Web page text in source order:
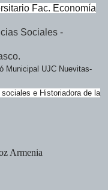
Fac. Economía
Sociales -
Municipal UJC Nuevitas-
e Historiadora de la
Armenia